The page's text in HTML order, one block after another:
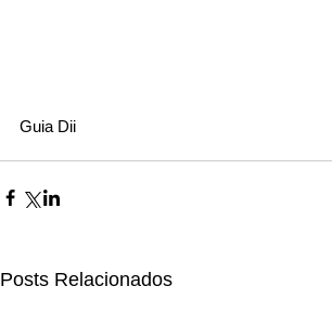
Guia Dii
Posts Relacionados